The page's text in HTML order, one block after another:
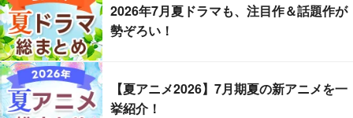
2026年7月夏ドラマも、注目作＆話題作が
勢ぞろい！
【夏アニメ2026】7月期夏の新アニメを一
挙紹介！